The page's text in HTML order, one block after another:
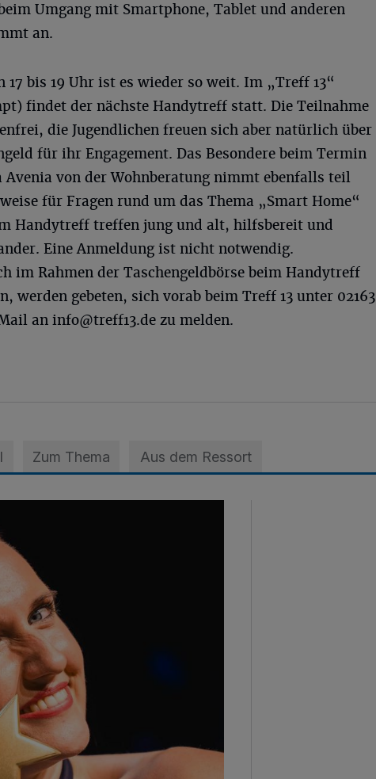
Umgang mit Smartphone, Tablet und anderen
an.
17 bis 19 Uhr ist es wieder so weit. Im „Treff 13“
findet der nächste Handytreff statt. Die Teilnahme
die Jugendlichen freuen sich aber natürlich über
für ihr Engagement. Das Besondere beim Termin
Avenia von der Wohnberatung nimmt ebenfalls teil
für Fragen rund um das Thema „Smart Home“
Handytreff treffen jung und alt, hilfsbereit und
Eine Anmeldung ist nicht notwendig.
im Rahmen der Taschengeldbörse beim Handytreff
werden gebeten, sich vorab beim Treff 13 unter 02163
an info@treff13.de zu melden.
Zum Thema Aus dem Ressort